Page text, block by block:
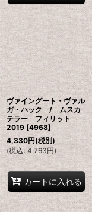
ヴァイングート・ヴァル
ガ・ハック / ムスカ
テラー フィリット
2019 [4968]
4,330円(税別)
(税込: 4,763円)
カートに入れる